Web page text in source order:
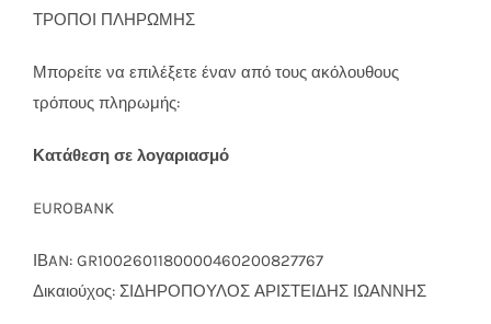
ΤΡΟΠΟΙ ΠΛΗΡΩΜΗΣ
Μπορείτε να επιλέξετε έναν από τους ακόλουθους
τρόπους πληρωμής:
Κατάθεση σε λογαριασμό
EUROBANK
ΙΒAN: GR1002601180000460200827767
Δικαιούχος: ΣΙΔΗΡΟΠΟΥΛΟΣ ΑΡΙΣΤΕΙΔΗΣ ΙΩΑΝΝΗΣ